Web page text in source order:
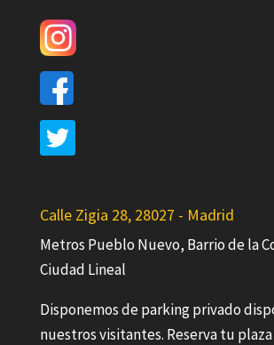
Calle Zigia 28, 28027 - Madrid
Metros Pueblo Nuevo, Barrio de la
Ciudad Lineal
Disponemos de parking privado
nuestros visitantes. Reserva tu